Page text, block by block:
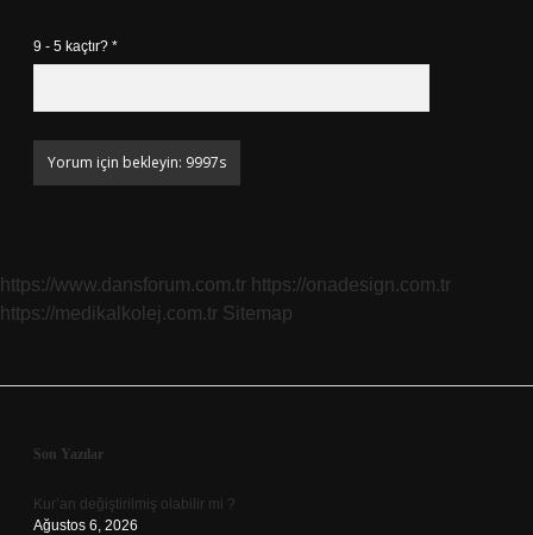
9 - 5 kaçtır? *
https://www.dansforum.com.tr https://onadesign.com.tr
https://medikalkolej.com.tr Sitemap
Sidebar
Son Yazılar
Kur’an değiştirilmiş olabilir mi ?
Ağustos 6, 2026